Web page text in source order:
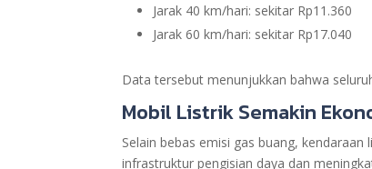
Jarak 40 km/hari: sekitar Rp11.360
Jarak 60 km/hari: sekitar Rp17.040
Data tersebut menunjukkan bahwa
Mobil Listrik Semakin
Selain bebas emisi gas buang,
infrastruktur pengisian daya dan